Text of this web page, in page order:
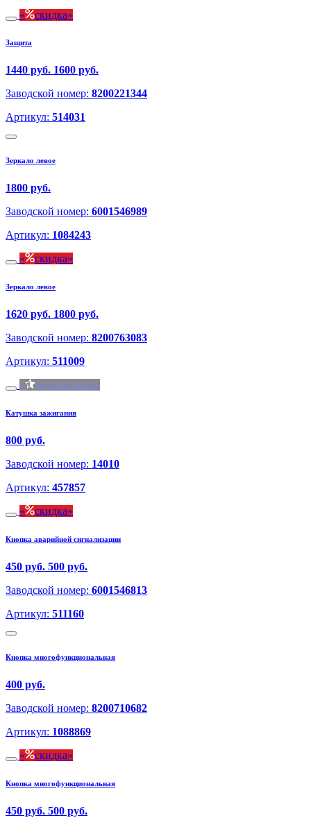
скидка
Защита
1440 руб. 1600 руб.
Заводской номер: 8200221344
Артикул: 514031
Зеркало левое
1800 руб.
Заводской номер: 6001546989
Артикул: 1084243
скидка
Зеркало левое
1620 руб. 1800 руб.
Заводской номер: 8200763083
Артикул: 511009
не оригинал
Катушка зажигания
800 руб.
Заводской номер: 14010
Артикул: 457857
скидка
Кнопка аварийной сигнализации
450 руб. 500 руб.
Заводской номер: 6001546813
Артикул: 511160
Кнопка многофункциональная
400 руб.
Заводской номер: 8200710682
Артикул: 1088869
скидка
Кнопка многофункциональная
450 руб. 500 руб.